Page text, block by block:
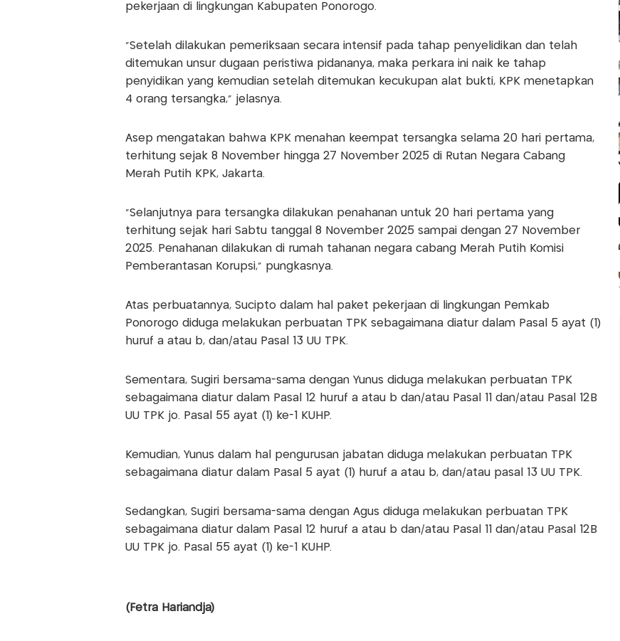
pekerjaan di lingkungan Kabupaten Ponorogo.
“Setelah dilakukan pemeriksaan secara intensif pada tahap penyelidikan dan telah
ditemukan unsur dugaan peristiwa pidananya, maka perkara ini naik ke tahap
penyidikan yang kemudian setelah ditemukan kecukupan alat bukti, KPK menetapkan
4 orang tersangka,” jelasnya.
Asep mengatakan bahwa KPK menahan keempat tersangka selama 20 hari pertama,
terhitung sejak 8 November hingga 27 November 2025 di Rutan Negara Cabang
Merah Putih KPK, Jakarta.
“Selanjutnya para tersangka dilakukan penahanan untuk 20 hari pertama yang
terhitung sejak hari Sabtu tanggal 8 November 2025 sampai dengan 27 November
2025. Penahanan dilakukan di rumah tahanan negara cabang Merah Putih Komisi
Pemberantasan Korupsi,” pungkasnya.
Atas perbuatannya, Sucipto dalam hal paket pekerjaan di lingkungan Pemkab
Ponorogo diduga melakukan perbuatan TPK sebagaimana diatur dalam Pasal 5 ayat (1)
huruf a atau b, dan/atau Pasal 13 UU TPK.
Sementara, Sugiri bersama-sama dengan Yunus diduga melakukan perbuatan TPK
sebagaimana diatur dalam Pasal 12 huruf a atau b dan/atau Pasal 11 dan/atau Pasal 12B
UU TPK jo. Pasal 55 ayat (1) ke-1 KUHP.
Kemudian, Yunus dalam hal pengurusan jabatan diduga melakukan perbuatan TPK
sebagaimana diatur dalam Pasal 5 ayat (1) huruf a atau b, dan/atau pasal 13 UU TPK.
Sedangkan, Sugiri bersama-sama dengan Agus diduga melakukan perbuatan TPK
sebagaimana diatur dalam Pasal 12 huruf a atau b dan/atau Pasal 11 dan/atau Pasal 12B
UU TPK jo. Pasal 55 ayat (1) ke-1 KUHP.
(Fetra Hariandja)